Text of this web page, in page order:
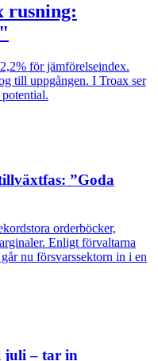
rusning:
för jämförelseindex.
till uppgången. I Troax ser
”Goda
orderböcker,
Enligt förvaltarna
nu försvarssektorn in i en
juli – tar in